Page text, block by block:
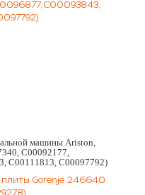
машины Ariston,
C00092177,
C00111813, C00097792)